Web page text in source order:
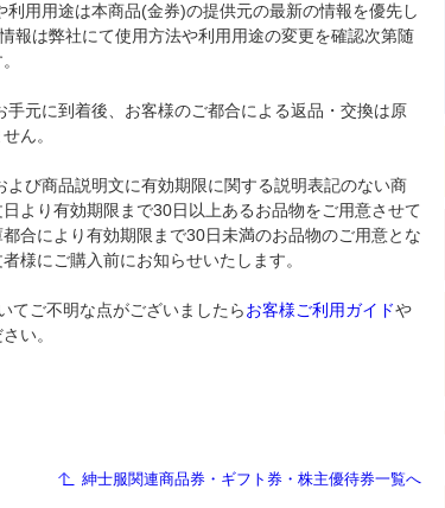
用用途は本商品(金券)の提供元の最新の情報を優先し
報は弊社にて使用方法や利用用途の変更を確認次第随
元に到着後、お客様のご都合による返品・交換は原
ん。
び商品説明文に有効期限に関する説明表記のない商
より有効期限まで30日以上あるお品物をご用意させて
合により有効期限まで30日未満のお品物のご用意とな
様にご購入前にお知らせいたします。
ご不明な点がございましたらお客様ご利用ガイドや
い。
紳士服関連商品券・ギフト券・株主優待券一覧へ